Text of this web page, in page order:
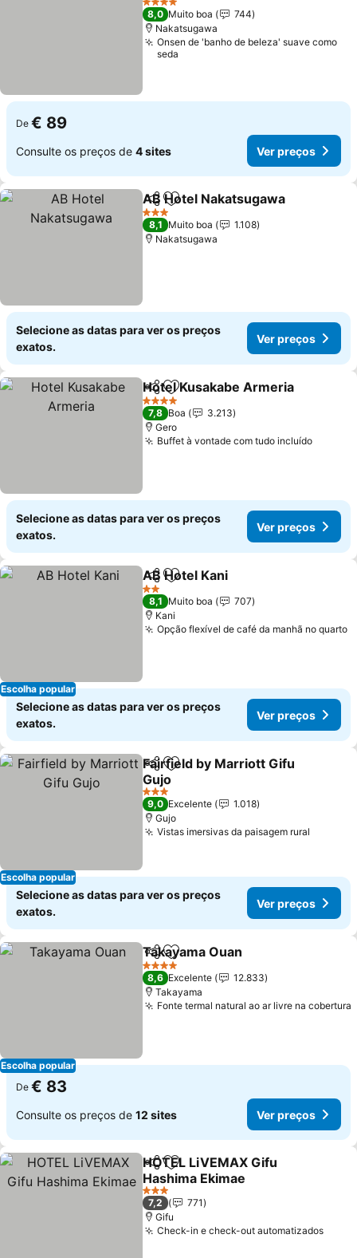
4 Estrelas
8,0 Muito boa
744
Nakatsugawa
Onsen de 'banho de beleza' suave como
seda
De € 89
Consulte os preços de 4 sites Ver preços
PartilharAdicionar aos favoritos
AB Hotel Nakatsugawa
3 Estrelas
8,1 Muito boa
1.108
Nakatsugawa
Selecione as datas para ver os preços
exatos.
Ver preços
PartilharAdicionar aos favoritos
Hotel Kusakabe Armeria
4 Estrelas
7,8 Boa
3.213
Gero
Buffet à vontade com tudo incluídoVer
Selecione as datas para ver os preços
exatos.
Ver preços
Escolha popular
PartilharAdicionar aos favoritos
AB Hotel Kani
2 Estrelas
8,1 Muito boa
707
Kani
Opção flexível de café da manhã no quarto
Selecione as datas para ver os preços
exatos.
Ver preços
Escolha popular
PartilharAdicionar aos favoritos
Fairfield by Marriott Gifu
Gujo
Ver preços
3 Estrelas
9,0 Excelente
1.018
Gujo
Vistas imersivas da paisagem rural
Selecione as datas para ver os preços
exatos.
Ver preços
Escolha popular
PartilharAdicionar aos favoritos
Takayama Ouan
4 Estrelas
8,6 Excelente
12.833
Takayama
Fonte termal natural ao ar livre na cobertura
De € 83
Consulte os preços de 12 sites Ver preços
PartilharAdicionar aos favoritos
HOTEL LiVEMAX Gifu
Hashima Ekimae
Ver preços
3 Estrelas
7,2
771
Gifu
Check-in e check-out automatizadosVer